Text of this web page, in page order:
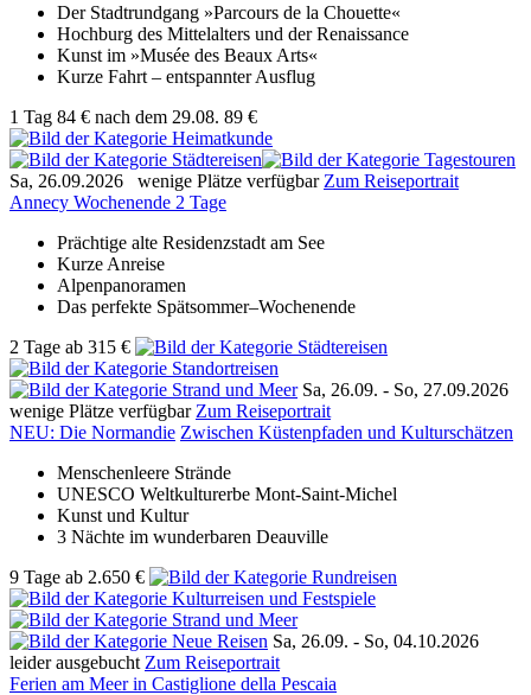
Der Stadtrundgang »Parcours de la Chouette«
Hochburg des Mittelalters und der Renaissance
Kunst im »Musée des Beaux Arts«
Kurze Fahrt – entspannter Ausflug
1 Tag 84 € nach dem 29.08. 89 €
Sa, 26.09.2026 wenige Plätze verfügbar Zum Reiseportrait
Annecy Wochenende 2 Tage
Prächtige alte Residenzstadt am See
Kurze Anreise
Alpenpanoramen
Das perfekte Spätsommer–Wochenende
2 Tage ab 315 €
Sa, 26.09. - So, 27.09.2026
wenige Plätze verfügbar Zum Reiseportrait
NEU: Die Normandie Zwischen Küstenpfaden und Kulturschätzen
Menschenleere Strände
UNESCO Weltkulturerbe Mont-Saint-Michel
Kunst und Kultur
3 Nächte im wunderbaren Deauville
9 Tage ab 2.650 €
Sa, 26.09. - So, 04.10.2026
leider ausgebucht Zum Reiseportrait
Ferien am Meer in Castiglione della Pescaia